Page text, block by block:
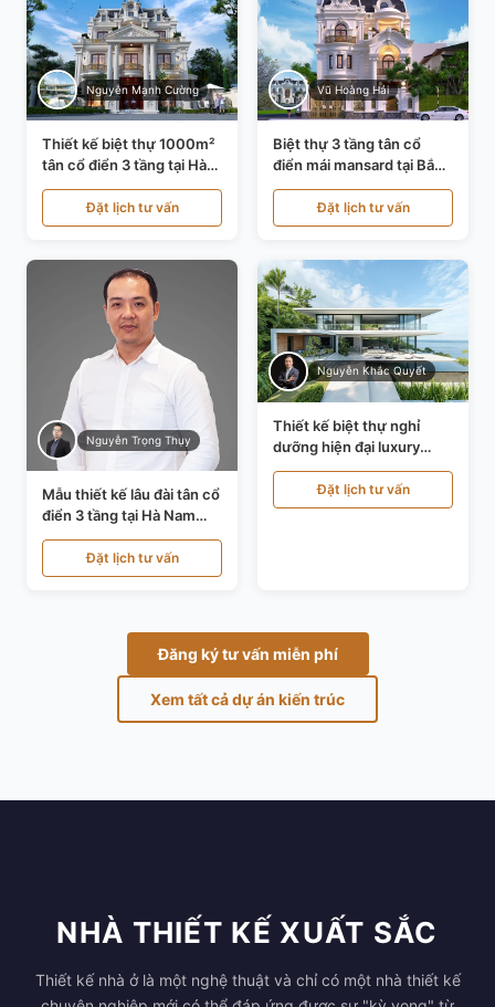
Nguyễn Mạnh Cường
Thiết kế biệt thự 1000m²
tân cổ điển 3 tầng tại Hà
Nội KT21010
Đặt lịch tư vấn
Vũ Hoàng Hải
Biệt thự 3 tầng tân cổ
điển mái mansard tại Bắc
Ninh KT21198
Đặt lịch tư vấn
Nguyễn Trọng Thụy
Mẫu thiết kế lâu đài tân cổ
điển 3 tầng tại Hà Nam
KT24821
Đặt lịch tư vấn
Nguyễn Khắc Quyết
Thiết kế biệt thự nghỉ
dưỡng hiện đại luxury
700m² tại Đà Nẵng
KT24616Đặt lịch tư vấn
Đăng ký tư vấn miễn phí
Xem tất cả dự án kiến trúc
NHÀ THIẾT KẾ XUẤT SẮC
Thiết kế nhà ở là một nghệ thuật và chỉ có một nhà thiết kế